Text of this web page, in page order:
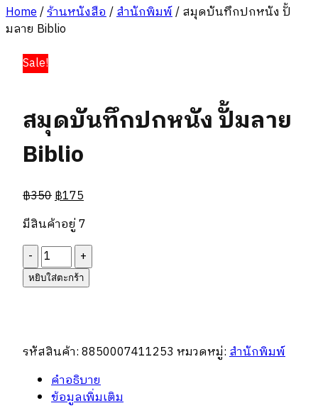
Home/ร้านหนังสือ/สำนักพิมพ์/สมุดบันทึกปกหนัง ปั้
มลาย Biblio
Sale!
สมุดบันทึกปกหนัง ปั้มลาย
Biblio
฿350Original
was:
฿350.
฿175Current
is:
฿175.
มีสินค้าอยู่ 7
จำนวน
สมุด
บันทึก
มลาย
Biblio
ชิ้น
หยิบใส่ตะกร้า
รหัสสินค้า:8850007411253 หมวดหมู่:สำนักพิมพ์
คำอธิบาย
ข้อมูลเพิ่มเติม